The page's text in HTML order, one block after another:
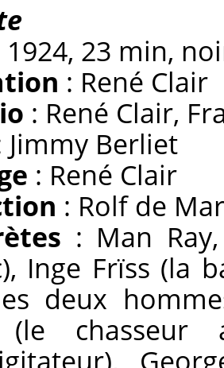
1924, 23 min,
: René Clair
: René Clair,
Jimmy Berliet
: René Clair
: Rolf de
: Man
Inge Frïss (la
deux
(le